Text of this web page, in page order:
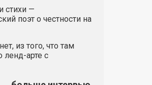
стихи —
поэт о честности на
из того, что там
ленд-арте с